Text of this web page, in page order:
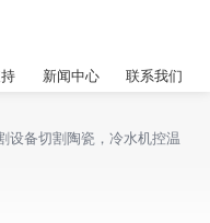
新闻中心 联系我们
设备切割陶瓷，冷水机控温